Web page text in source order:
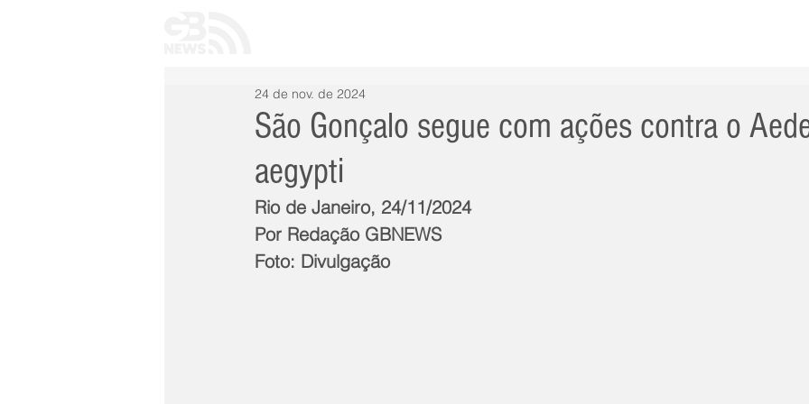
São Gonçalo segue com ações contra o
aegypti
24 de nov. de 2024
Rio de Janeiro, 24/11/2024
Por Redação GBNEWS
Foto: Divulgação